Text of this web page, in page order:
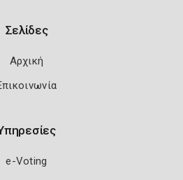
Σελίδες
Αρχική
e-Voting